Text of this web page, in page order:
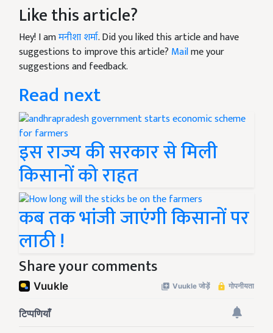
Like this article?
Hey! I amमनीशा शर्मा. Did you liked this article and have
suggestions to improve this article? Mailme your
suggestions and feedback.
Read next
इस राज्य की सरकार से मिली
किसानों को राहत
कब तक भांजी जाएंगी किसानों पर
लाठी !
Share your comments